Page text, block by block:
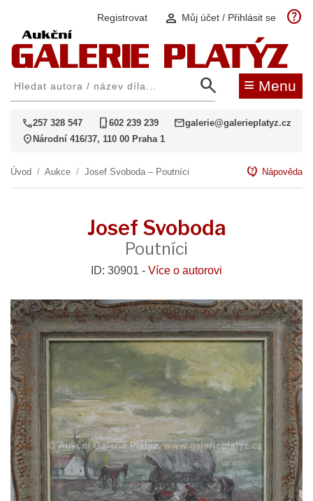
Registrovat person Můj účet / Přihlásit se help
search ≡ Menu
call257 328 547 phone_iphone602 239 239 mailgalerie@galerieplatyz.cz
location_on Národní 416/37, 110 00 Praha 1
Úvod / Aukce / Josef Svoboda – Poutníci contact_support Nápověda
Josef Svoboda
Poutníci
ID: 30901 - Více o autorovi